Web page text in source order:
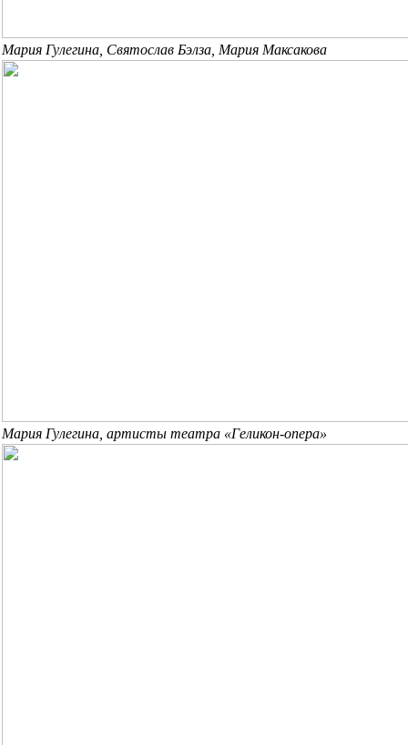
Мария Гулегина, Святослав Бэлза, Мария Максакова
Мария Гулегина, артисты театра «Геликон-опера»